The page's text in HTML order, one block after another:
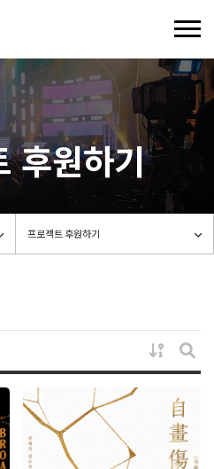
후원하기
게시물
게